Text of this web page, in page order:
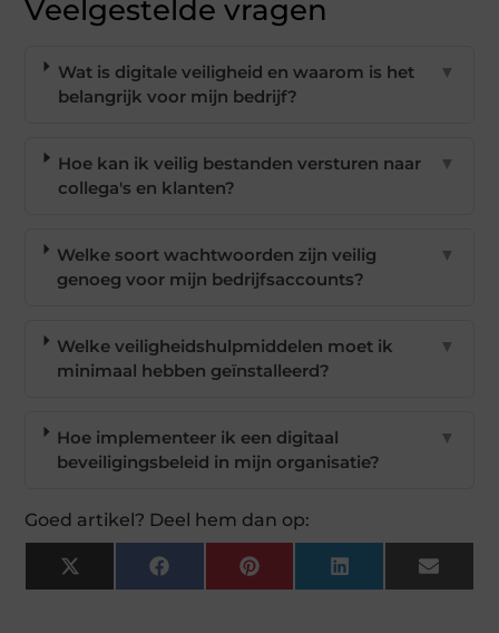
Veelgestelde vragen
Wat is digitale veiligheid en waarom is het
belangrijk voor mijn bedrijf?
▼
Hoe kan ik veilig bestanden versturen naar
collega's en klanten?
▼
Welke soort wachtwoorden zijn veilig
genoeg voor mijn bedrijfsaccounts?
▼
Welke veiligheidshulpmiddelen moet ik
minimaal hebben geïnstalleerd?
▼
Hoe implementeer ik een digitaal
beveiligingsbeleid in mijn organisatie?
▼
Goed artikel? Deel hem dan op:
X
(Twitter)
FacebookPinterest LinkedIn Email